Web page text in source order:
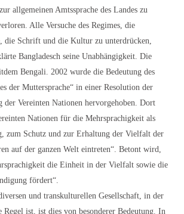
allgemeinen Amtssprache des Landes zu
Alle Versuche des Regimes, die
die Schrift und die Kultur zu unterdrücken,
Bangladesch seine Unabhängigkeit. Die
Bengali. 2002 wurde die Bedeutung des
der Muttersprache“ in einer Resolution der
der Vereinten Nationen hervorgehoben. Dort
Nationen für die Mehrsprachigkeit als
zum Schutz und zur Erhaltung der Vielfalt der
auf der ganzen Welt eintreten“. Betont wird,
die Einheit in der Vielfalt sowie die
fördert“.
und transkulturellen Gesellschaft, in der
ist, ist dies von besonderer Bedeutung. In